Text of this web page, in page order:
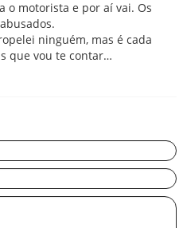
o motorista e por aí vai. Os
ninguém, mas é cada
que vou te contar…